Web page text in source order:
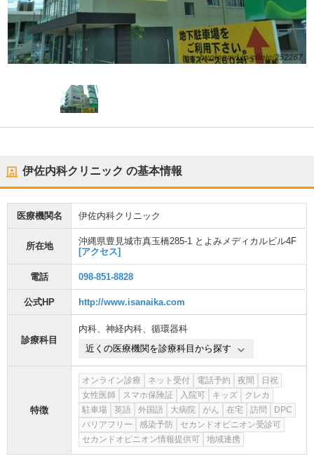
伊佐内科クリニック の基本情報
医療機関名 伊佐内科クリニック
所在地
沖縄県豊見城市真玉橋285-1 とよみメディカルビル4F
[アクセス]
電話 098-851-8828
公式HP http://www.isanaika.com
診療科目
内科、 神経内科、 循環器科
近くの医療機関を診療科目から探す
特徴
オンライン診療 ネット受付 電話予約 夜間
日祝
女性医師
スマホ保険証 入院可 キッズ
クレカ
駐車場
英語 外国語 大病院 がん 在宅 訪問
DPC
バリアフリー
感染予防
セカンドオピニオン受診可
セカンドオピニオン情報提供可
地域連携